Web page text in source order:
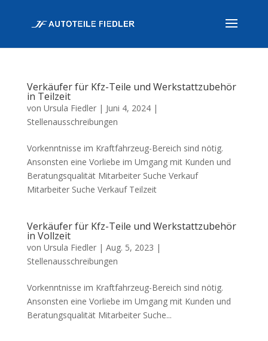
Verkäufer für Kfz-Teile und Werkstattzubehör
in Teilzeit
von Ursula Fiedler| Juni 4, 2024|
Stellenausschreibungen
Vorkenntnisse im Kraftfahrzeug-Bereich sind nötig.
Ansonsten eine Vorliebe im Umgang mit Kunden und
Beratungsqualität Mitarbeiter Suche Verkauf
Mitarbeiter Suche Verkauf Teilzeit
Verkäufer für Kfz-Teile und Werkstattzubehör
in Vollzeit
von Ursula Fiedler| Aug. 5, 2023 |
Stellenausschreibungen
Vorkenntnisse im Kraftfahrzeug-Bereich sind nötig.
Ansonsten eine Vorliebe im Umgang mit Kunden und
Beratungsqualität Mitarbeiter Suche...